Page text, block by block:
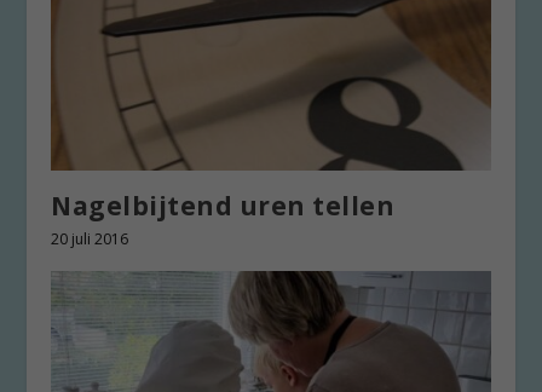
Nagelbijtend uren tellen
20 juli 2016